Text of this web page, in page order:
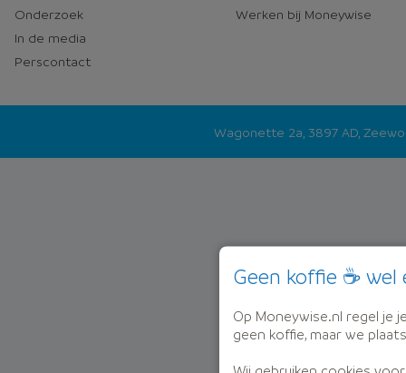
Onderzoek
In de media
Perscontact
Werken bij Moneywise
Wagonette 2a, 3897 AD,
Geen koffie ☕
Op Moneywise.nl regel je
geen koffie, maar we